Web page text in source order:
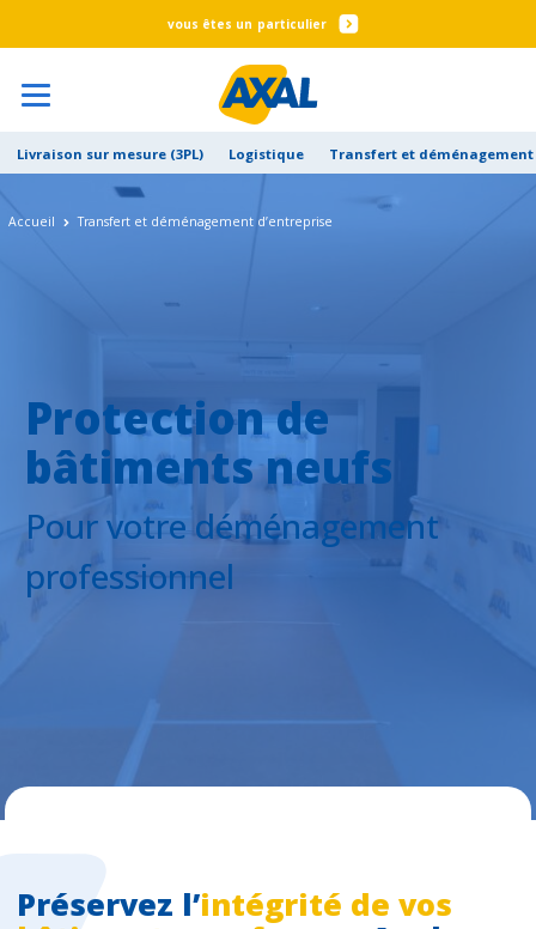
particulier
Livraison sur mesure (3PL) Logistique Transfert et déménagement
Protection de
bâtiments neufs
Pour votre déménagement
professionnel
Accueil Transfert et déménagement d’entreprise
Préservez l’intégrité de vos